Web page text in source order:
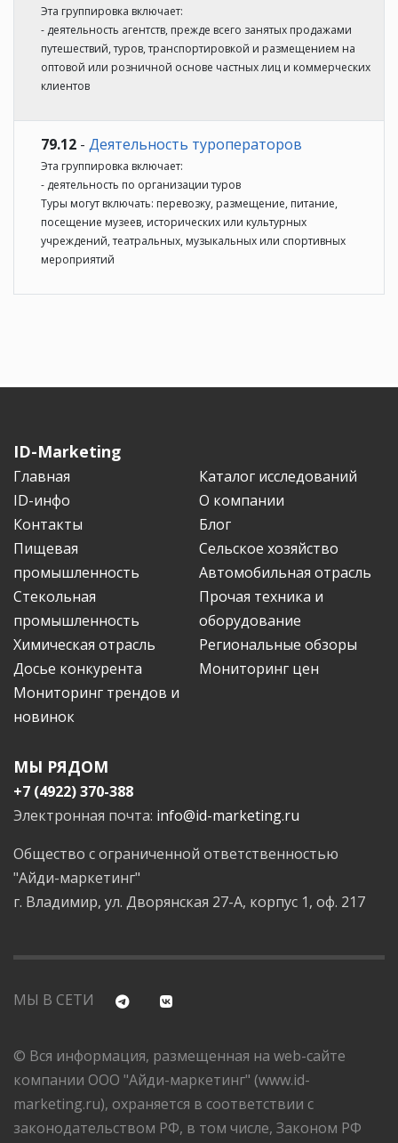
Эта группировка включает:
- деятельность агентств, прежде всего занятых продажами
путешествий, туров, транспортировкой и размещением на
оптовой или розничной основе частных лиц и коммерческих
клиентов
79.12 - Деятельность туроператоров
Эта группировка включает:
- деятельность по организации туров
Туры могут включать: перевозку, размещение, питание,
посещение музеев, исторических или культурных
учреждений, театральных, музыкальных или спортивных
мероприятий
ID-Marketing
Главная
Каталог исследований
ID-инфо
О компании
Контакты
Блог
Пищевая
промышленность
Сельское хозяйство
Автомобильная отрасль
Стекольная
промышленность
Прочая техника и
оборудование
Химическая отрасль
Региональные обзоры
Досье конкурента
Мониторинг цен
Мониторинг трендов и
новинок
МЫ РЯДОМ
+7 (4922) 370-388
Электронная почта: info@id-marketing.ru
Общество с ограниченной ответственностью
"Айди-маркетинг"
г. Владимир, ул. Дворянская 27-А, корпус 1, оф. 217
МЫ В СЕТИ
© Вся информация, размещенная на web-сайте
компании ООО "Айди-маркетинг" (www.id-
marketing.ru), охраняется в соответствии с
законодательством РФ, в том числе, Законом РФ